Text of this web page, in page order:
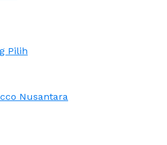
Pilih
Nusantara